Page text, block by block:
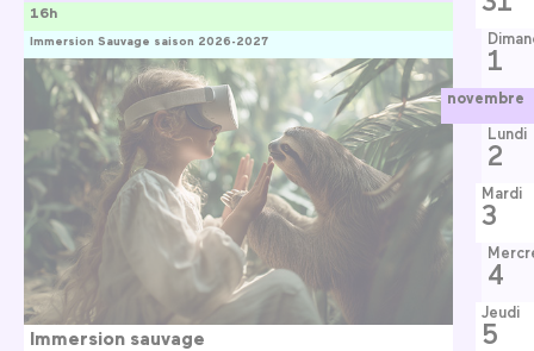
Immersion Sauvage saison 2026-2027
16h
Immersion sauvage
1
novembre
Lundi
2
Mardi
3
4
Jeudi
5